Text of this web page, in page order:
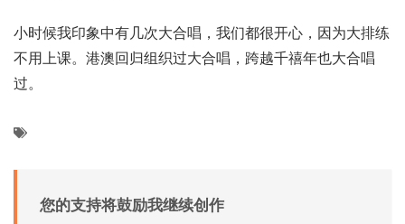
小时候我印象中有几次大合唱，我们都很开心，因为大排练
不用上课。港澳回归组织过大合唱，跨越千禧年也大合唱
过。
您的支持将鼓励我继续创作